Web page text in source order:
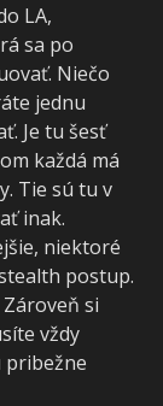
LA,
sa po
Niečo
jednu
Je tu šesť
každá má
Tie sú tu v
inak.
niektoré
postup.
si
vždy
pribežne